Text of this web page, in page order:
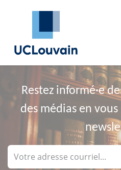
Se rendre au contenu
Restez informé·e
des médias en